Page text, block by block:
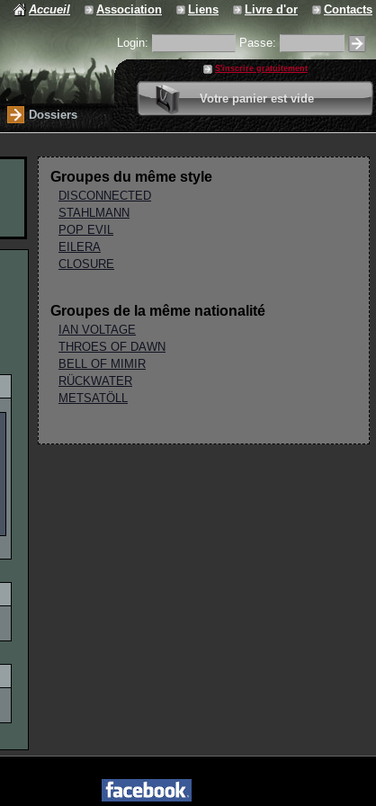
Accueil Association Liens Livre d'or Contacts
Login: Passe:
S'inscrire gratuitement
Votre panier est vide
0 article
Valider votre panier
Dossiers
Groupes du même style
DISCONNECTED
STAHLMANN
POP EVIL
EILERA
CLOSURE
Groupes de la même nationalité
IAN VOLTAGE
THROES OF DAWN
BELL OF MIMIR
RÜCKWATER
METSATÖLL